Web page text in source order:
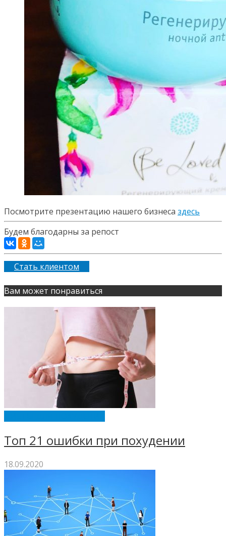
Посмотрите презентацию нашего бизнеса здесь
Будем благодарны за репост
Стать клиентом
Вам может понравиться
Топ 21 ошибки при похудении
18.09.2020